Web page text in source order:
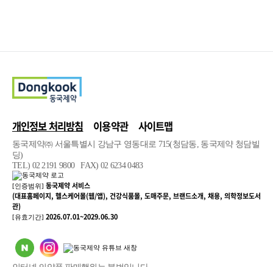
개인정보 처리방침 이용약관 사이트맵
동국제약㈜ 서울특별시 강남구 영동대로 715(청담동, 동국제약 청담빌
딩)
TEL) 02 2191 9800 FAX) 02 6234 0483
[인증범위] 동국제약 서비스
(대표홈페이지, 헬스케어몰(웹/앱), 건강식품몰, 도매주문, 브랜드소개, 채용, 의학정보도서
관)
[유효기간] 2026.07.01~2029.06.30